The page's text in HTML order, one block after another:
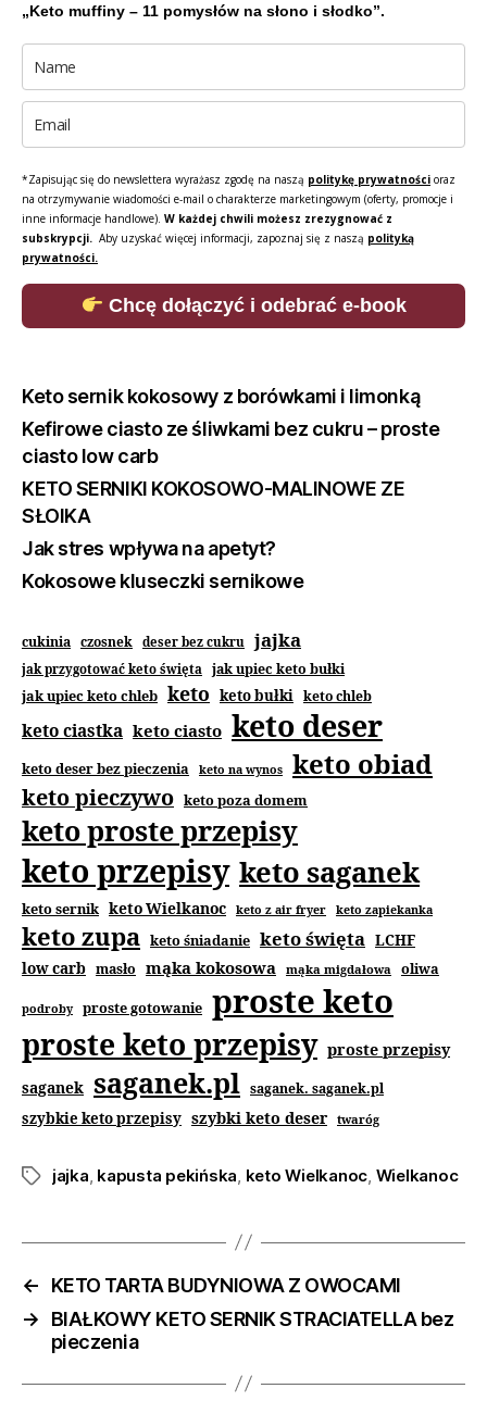
„Keto muffiny – 11 pomysłów na słono i słodko”.
*Zapisując się do newslettera wyrażasz zgodę na naszą politykę prywatności oraz
na otrzymywanie wiadomości e-mail o charakterze marketingowym (oferty, promocje i
inne informacje handlowe). W każdej chwili możesz zrezygnować z
subskrypcji. Aby uzyskać więcej informacji, zapoznaj się z naszą polityką
prywatności.
Chcę dołączyć i odebrać e-book
Keto sernik kokosowy z borówkami i limonką
Kefirowe ciasto ze śliwkami bez cukru – proste
ciasto low carb
KETO SERNIKI KOKOSOWO-MALINOWE ZE
SŁOIKA
Jak stres wpływa na apetyt?
Kokosowe kluseczki sernikowe
cukinia czosnek deser bez cukru jajka
jak przygotować keto święta jak upiec keto bułki
jak upiec keto chleb keto keto bułki keto chleb
keto ciastka keto ciasto keto deser
keto deser bez pieczenia keto na wynos keto obiad
keto pieczywo keto poza domem
keto proste przepisy
keto przepisy keto saganek
keto sernik keto Wielkanoc keto z air fryer keto zapiekanka
keto zupa keto śniadanie keto święta LCHF
low carb masło mąka kokosowa mąka migdałowa oliwa
podroby proste gotowanie proste keto
proste keto przepisy proste przepisy
saganek saganek.pl saganek. saganek.pl
szybkie keto przepisy szybki keto deser twaróg
jajka, kapusta pekińska, keto Wielkanoc, Wielkanoc
←
KETO TARTA BUDYNIOWA Z OWOCAMI
→
BIAŁKOWY KETO SERNIK STRACIATELLA bez
pieczenia